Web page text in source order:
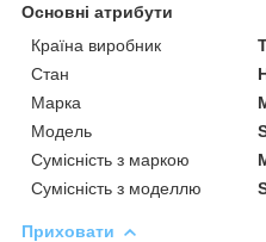
Основні атрибути
Країна виробник
Стан
Марка
Модель
Сумісність з маркою
Сумісність з моделлю
Приховати